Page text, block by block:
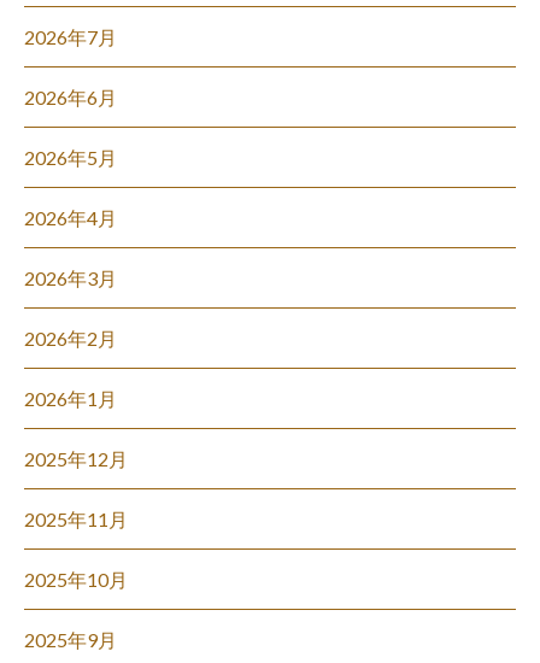
2026年7月
2026年6月
2026年5月
2026年4月
2026年3月
2026年2月
2026年1月
2025年12月
2025年11月
2025年10月
2025年9月